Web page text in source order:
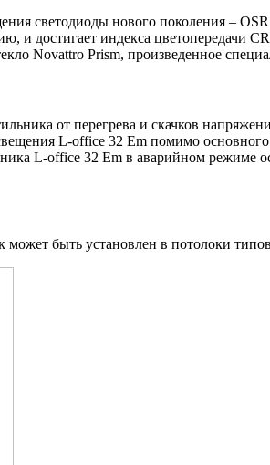
светодиоды нового поколения –
и достигает индекса цветопередачи
Novattro Prism, произведенное
от перегрева и скачков
L-office 32 Em помимо
L-office 32 Em в аварийном режиме
может быть установлен в потолоки